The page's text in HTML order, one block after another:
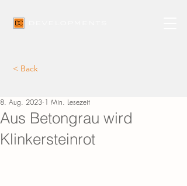
< Back
Aus Betongrau wird
Klinkersteinrot
8. Aug. 2023 1 Min. Lesezeit